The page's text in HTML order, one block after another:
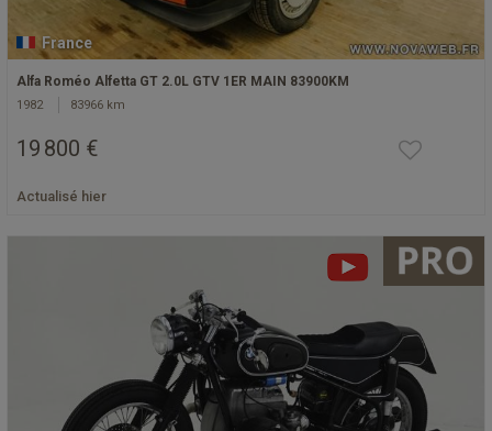
France
Alfa Roméo Alfetta GT 2.0L GTV 1ER MAIN 83900KM
1982 83966 km
19 800 €
Actualisé hier